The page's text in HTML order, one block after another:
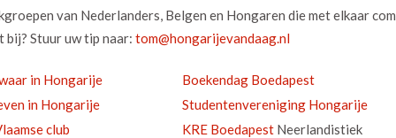
van Nederlanders, Belgen en Hongaren die met elkaar
Stuur uw tip naar:
in Hongarije
Boekendag Boedapest
in Hongarije
Studentenvereniging Hongarije
club KRE Boedapest Neerlandistiek